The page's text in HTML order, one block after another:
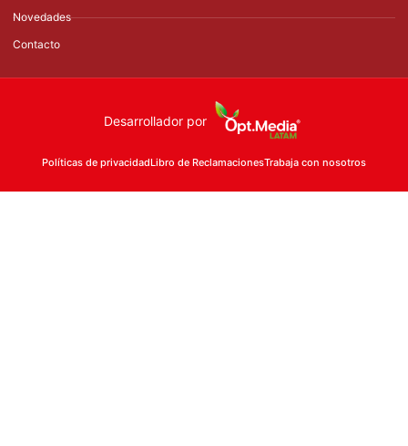
Novedades
Contacto
Desarrollador por
Políticas de privacidadLibro de ReclamacionesTrabaja con nosotros